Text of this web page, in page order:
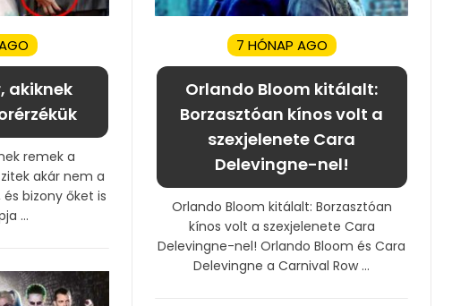
akiknek
remek a
akár nem a
bizony őket is
...
7 HÓNAP AGO
Orlando Bloom kitálalt:
Borzasztóan kínos volt a
szexjelenete Cara
Delevingne-nel!
Orlando Bloom kitálalt: Borzasztóan
kínos volt a szexjelenete Cara
Delevingne-nel! Orlando Bloom és Cara
Delevingne a Carnival Row ...